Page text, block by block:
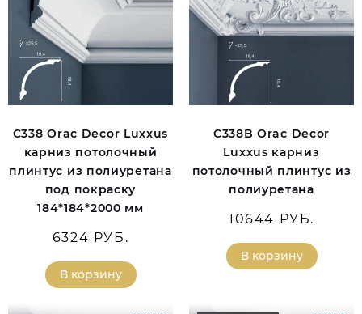
C338 Orac Decor Luxxus
карниз потолочный
плинтус из полиуретана
под покраску
184*184*2000 мм
6324 РУБ.
В корзину
C338B Orac Decor
Luxxus карниз
потолочный плинтус из
полиуретана
10644 РУБ.
В корзину